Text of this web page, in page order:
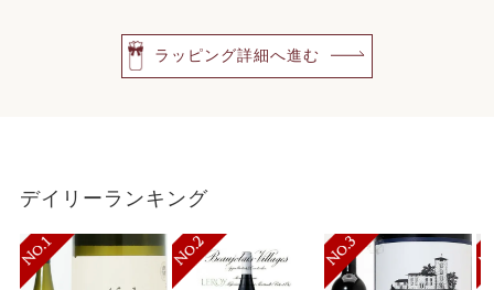
ラッピング詳細へ進む
デイリーランキング